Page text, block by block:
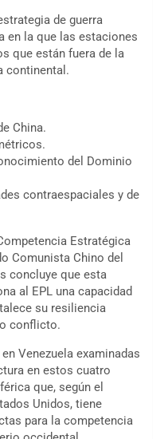
de guerra
en la que las estaciones
que están fuera de la
continental.
China.
del Dominio
contraespaciales y de
Estratégica
Comunista Chino del
concluye que esta
al EPL una capacidad
su resiliencia
conflicto.
Venezuela examinadas
en estos cuatro
que, según el
Unidos, tiene
para la competencia